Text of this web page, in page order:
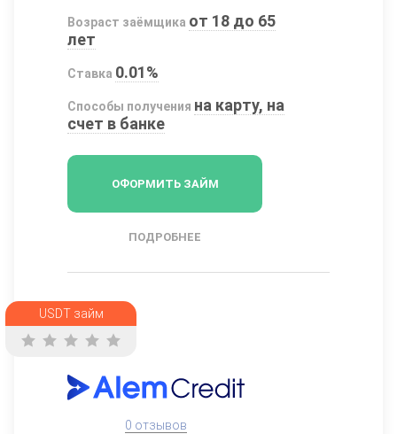
Возраст заёмщика от 18 до 65
лет
Ставка 0.01%
Способы получения на карту, на
счет в банке
ОФОРМИТЬ ЗАЙМ
ПОДРОБНЕЕ
USDT займ
0 отзывов